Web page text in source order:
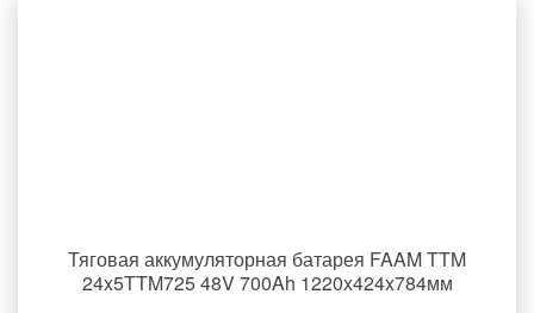
Тяговая аккумуляторная батарея FAAM TTM
24x5TTM725 48V 700Ah 1220x424x784мм